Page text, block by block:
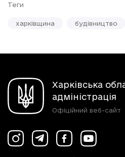
Теги
харківщина будівництво
Харківська
адміністрація
Офіційний веб-сайт